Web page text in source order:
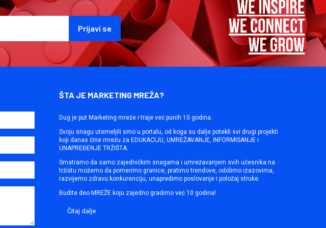
ŠTA JE MARKETING MREŽA?
Dug je put Marketing mreže i traje već punih 10 godina.
Svoju snagu utemeljili smo u portalu, od koga su dalje potekli svi drugi projekti
koji danas čine mrežu za EDUKACIJU, UMREŽAVANJE, INFORMISANJE i
UNAPREĐENJE TRŽIŠTA.
Smatramo da samo zajedničkim snagama i umrežavanjem svih učesnika na
tržištu možemo da pomerimo granice, pratimo trendove, odolimo izazovima,
razvijemo zdravu konkurenciju, unapredimo poslovanje i položaj struke.
Budite deo MREŽE koju zajedno gradimo već 10 godina!
Čitaj dalje